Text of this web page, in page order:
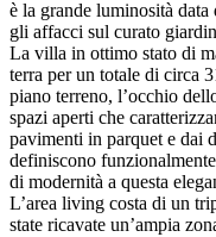
è la grande luminosità
gli affacci sul curato
La villa in ottimo stato di
terra per un totale di circa
piano terreno, l’occhio
spazi aperti che
pavimenti in parquet e dai
definiscono
di modernità a questa
L’area living costa di un
state ricavate un’ampia